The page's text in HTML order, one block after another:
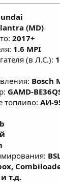
из
настройка
УОЗ,
что
ресурса
(MD)
2017+
1.6 MPI
(в Л.С.):
Bosch
GAMD-
топливо: АИ-
и т.д.